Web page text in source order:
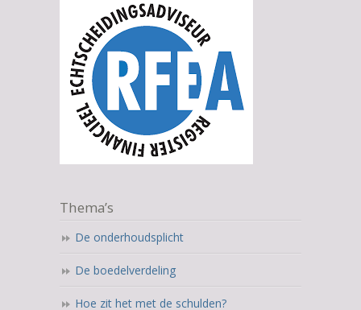
Thema’s
De onderhoudsplicht
De boedelverdeling
Hoe zit het met de schulden?